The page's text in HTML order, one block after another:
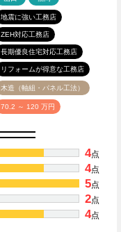
地震に強い工務店
ZEH対応工務店
長期優良住宅対応工務店
リフォームが得意な工務店
木造（軸組・パネル工法）
70.2 ～ 120 万円
4点
4点
5点
2点
4点